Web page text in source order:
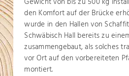
den Komfort auf der Brücke
wurde in den Hallen von
Schwäbisch Hall bereits zu
zusammengebaut, als solches
vor Ort auf den vorbereiteten
montiert.